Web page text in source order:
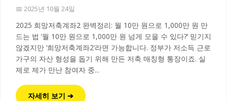
📅 2025년 10월 24일
2025 희망저축계좌2 완벽정리: 월 10만 원으로 1,000만 원 만
드는 법 ‘월 10만 원으로 1,000만 원 넘게 모을 수 있다?’ 믿기지
않겠지만 ‘희망저축계좌2’라면 가능합니다. 정부가 저소득 근로
가구의 자산 형성을 돕기 위해 만든 저축 매칭형 통장이죠. 실
제로 제가 만난 참여자 중...
자세히 보기 ➔